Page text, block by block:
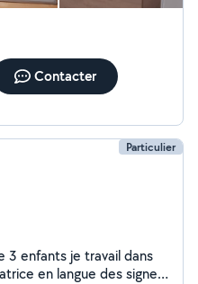
Contacter
Particulier
3 enfants je travail dans
en langue des signes